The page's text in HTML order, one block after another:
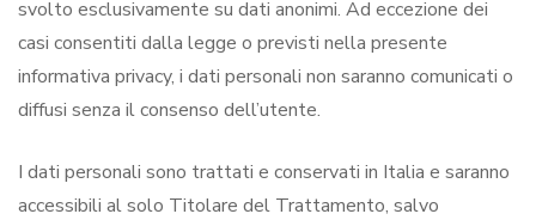
svolto esclusivamente su dati anonimi. Ad eccezione dei
casi consentiti dalla legge o previsti nella presente
informativa privacy, i dati personali non saranno comunicati o
diffusi senza il consenso dell’utente.
I dati personali sono trattati e conservati in Italia e saranno
accessibili al solo Titolare del Trattamento, salvo